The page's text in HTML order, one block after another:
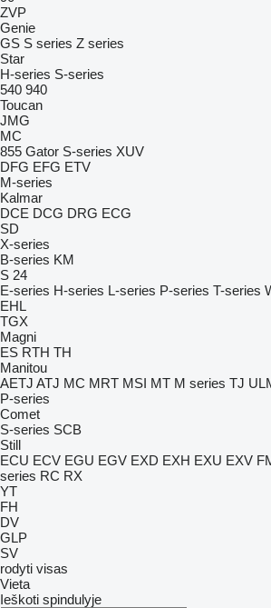
ZVP
Genie
GS S series Z series
Star
H-series S-series
540 940
Toucan
JMG
MC
855 Gator S-series XUV
DFG EFG ETV
M-series
Kalmar
DCE DCG DRG ECG
SD
X-series
B-series KM
S 24
E-series H-series L-series P-series T-series
EHL
TGX
Magni
ES RTH TH
Manitou
AETJ ATJ MC MRT MSI MT M series TJ
P-series
Comet
S-series SCB
Still
ECU ECV EGU EGV EXD EXH EXU EXV
series RC RX
YT
FH
DV
GLP
SV
rodyti visas
Vieta
Ieškoti spindulyje